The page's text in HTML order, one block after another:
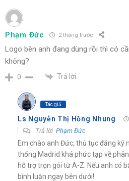
Phạm Đức 2 tháng trước
Logo bên anh đang dùng rồi thì có
không?
0 Trả lời
Tác giả
Ls Nguyễn Thị Hồng Nhung
Trả lời Phạm Đức
Em chào anh Đức, thủ tục đăng ký
thống Madrid khá phức tạp về
hỗ trợ trọn gói từ A-Z. Nếu anh có
bình luận ngay bên dưới!